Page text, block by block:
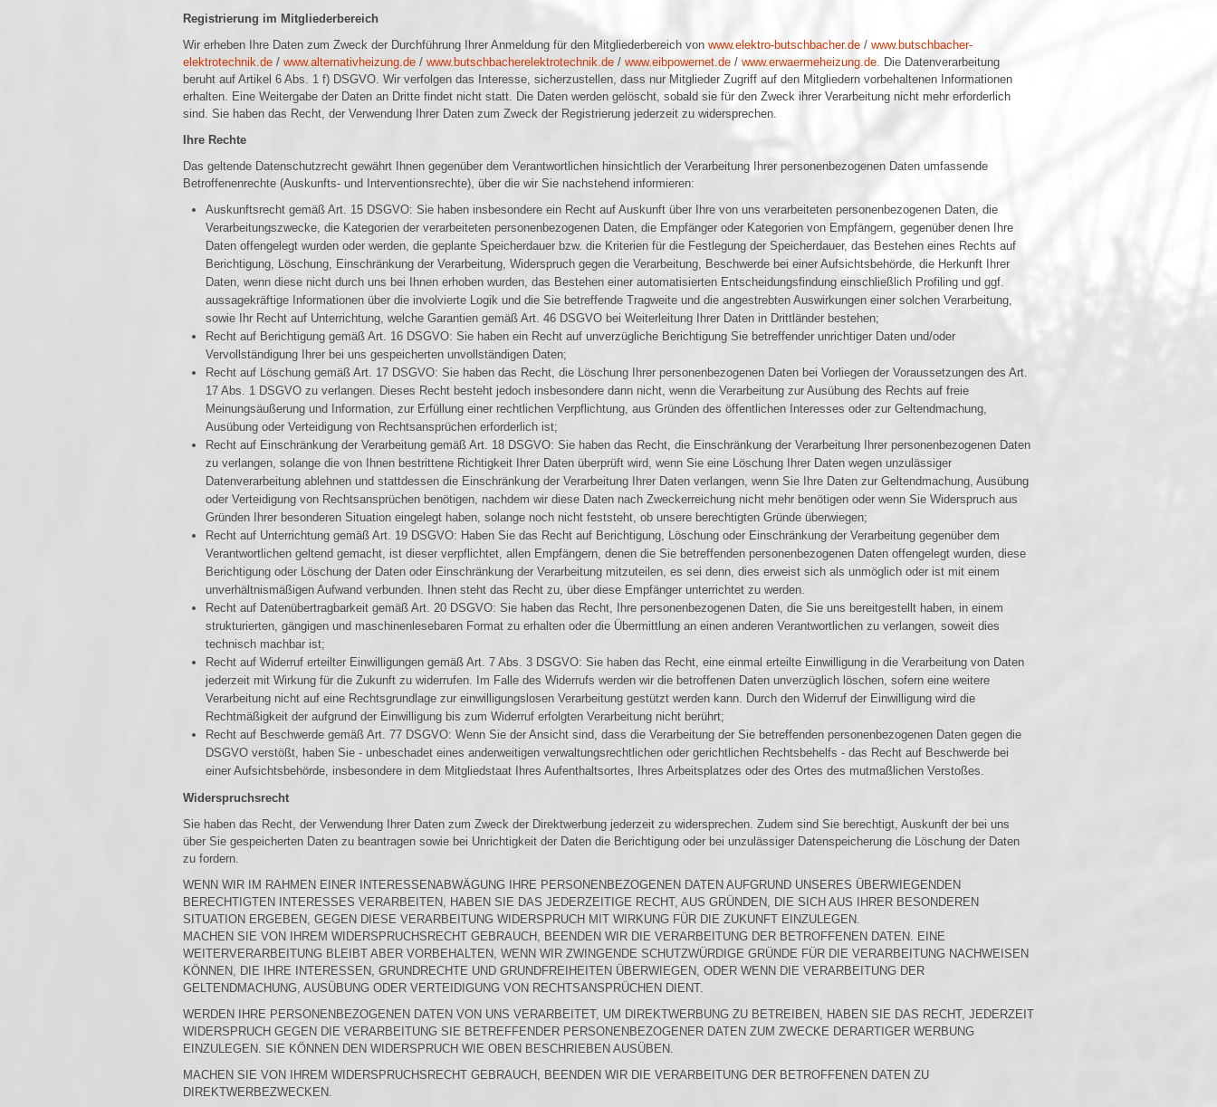
Registrierung im Mitgliederbereich
Wir erheben Ihre Daten zum Zweck der Durchführung Ihrer Anmeldung für den Mitgliederbereich von www.elektro-butschbacher.de / www.butschbacher-
elektrotechnik.de / www.alternativheizung.de / www.butschbacherelektrotechnik.de / www.eibpowernet.de / www.erwaermeheizung.de. Die Datenverarbeitung
beruht auf Artikel 6 Abs. 1 f) DSGVO. Wir verfolgen das Interesse, sicherzustellen, dass nur Mitglieder Zugriff auf den Mitgliedern vorbehaltenen Informationen
erhalten. Eine Weitergabe der Daten an Dritte findet nicht statt. Die Daten werden gelöscht, sobald sie für den Zweck ihrer Verarbeitung nicht mehr erforderlich
sind. Sie haben das Recht, der Verwendung Ihrer Daten zum Zweck der Registrierung jederzeit zu widersprechen.
Ihre Rechte
Das geltende Datenschutzrecht gewährt Ihnen gegenüber dem Verantwortlichen hinsichtlich der Verarbeitung Ihrer personenbezogenen Daten umfassende
Betroffenenrechte (Auskunfts- und Interventionsrechte), über die wir Sie nachstehend informieren:
Auskunftsrecht gemäß Art. 15 DSGVO: Sie haben insbesondere ein Recht auf Auskunft über Ihre von uns verarbeiteten personenbezogenen Daten, die
Verarbeitungszwecke, die Kategorien der verarbeiteten personenbezogenen Daten, die Empfänger oder Kategorien von Empfängern, gegenüber denen Ihre
Daten offengelegt wurden oder werden, die geplante Speicherdauer bzw. die Kriterien für die Festlegung der Speicherdauer, das Bestehen eines Rechts auf
Berichtigung, Löschung, Einschränkung der Verarbeitung, Widerspruch gegen die Verarbeitung, Beschwerde bei einer Aufsichtsbehörde, die Herkunft Ihrer
Daten, wenn diese nicht durch uns bei Ihnen erhoben wurden, das Bestehen einer automatisierten Entscheidungsfindung einschließlich Profiling und ggf.
aussagekräftige Informationen über die involvierte Logik und die Sie betreffende Tragweite und die angestrebten Auswirkungen einer solchen Verarbeitung,
sowie Ihr Recht auf Unterrichtung, welche Garantien gemäß Art. 46 DSGVO bei Weiterleitung Ihrer Daten in Drittländer bestehen;
Recht auf Berichtigung gemäß Art. 16 DSGVO: Sie haben ein Recht auf unverzügliche Berichtigung Sie betreffender unrichtiger Daten und/oder
Vervollständigung Ihrer bei uns gespeicherten unvollständigen Daten;
Recht auf Löschung gemäß Art. 17 DSGVO: Sie haben das Recht, die Löschung Ihrer personenbezogenen Daten bei Vorliegen der Voraussetzungen des Art.
17 Abs. 1 DSGVO zu verlangen. Dieses Recht besteht jedoch insbesondere dann nicht, wenn die Verarbeitung zur Ausübung des Rechts auf freie
Meinungsäußerung und Information, zur Erfüllung einer rechtlichen Verpflichtung, aus Gründen des öffentlichen Interesses oder zur Geltendmachung,
Ausübung oder Verteidigung von Rechtsansprüchen erforderlich ist;
Recht auf Einschränkung der Verarbeitung gemäß Art. 18 DSGVO: Sie haben das Recht, die Einschränkung der Verarbeitung Ihrer personenbezogenen Daten
zu verlangen, solange die von Ihnen bestrittene Richtigkeit Ihrer Daten überprüft wird, wenn Sie eine Löschung Ihrer Daten wegen unzulässiger
Datenverarbeitung ablehnen und stattdessen die Einschränkung der Verarbeitung Ihrer Daten verlangen, wenn Sie Ihre Daten zur Geltendmachung, Ausübung
oder Verteidigung von Rechtsansprüchen benötigen, nachdem wir diese Daten nach Zweckerreichung nicht mehr benötigen oder wenn Sie Widerspruch aus
Gründen Ihrer besonderen Situation eingelegt haben, solange noch nicht feststeht, ob unsere berechtigten Gründe überwiegen;
Recht auf Unterrichtung gemäß Art. 19 DSGVO: Haben Sie das Recht auf Berichtigung, Löschung oder Einschränkung der Verarbeitung gegenüber dem
Verantwortlichen geltend gemacht, ist dieser verpflichtet, allen Empfängern, denen die Sie betreffenden personenbezogenen Daten offengelegt wurden, diese
Berichtigung oder Löschung der Daten oder Einschränkung der Verarbeitung mitzuteilen, es sei denn, dies erweist sich als unmöglich oder ist mit einem
unverhältnismäßigen Aufwand verbunden. Ihnen steht das Recht zu, über diese Empfänger unterrichtet zu werden.
Recht auf Datenübertragbarkeit gemäß Art. 20 DSGVO: Sie haben das Recht, Ihre personenbezogenen Daten, die Sie uns bereitgestellt haben, in einem
strukturierten, gängigen und maschinenlesebaren Format zu erhalten oder die Übermittlung an einen anderen Verantwortlichen zu verlangen, soweit dies
technisch machbar ist;
Recht auf Widerruf erteilter Einwilligungen gemäß Art. 7 Abs. 3 DSGVO: Sie haben das Recht, eine einmal erteilte Einwilligung in die Verarbeitung von Daten
jederzeit mit Wirkung für die Zukunft zu widerrufen. Im Falle des Widerrufs werden wir die betroffenen Daten unverzüglich löschen, sofern eine weitere
Verarbeitung nicht auf eine Rechtsgrundlage zur einwilligungslosen Verarbeitung gestützt werden kann. Durch den Widerruf der Einwilligung wird die
Rechtmäßigkeit der aufgrund der Einwilligung bis zum Widerruf erfolgten Verarbeitung nicht berührt;
Recht auf Beschwerde gemäß Art. 77 DSGVO: Wenn Sie der Ansicht sind, dass die Verarbeitung der Sie betreffenden personenbezogenen Daten gegen die
DSGVO verstößt, haben Sie - unbeschadet eines anderweitigen verwaltungsrechtlichen oder gerichtlichen Rechtsbehelfs - das Recht auf Beschwerde bei
einer Aufsichtsbehörde, insbesondere in dem Mitgliedstaat Ihres Aufenthaltsortes, Ihres Arbeitsplatzes oder des Ortes des mutmaßlichen Verstoßes.
Widerspruchsrecht
Sie haben das Recht, der Verwendung Ihrer Daten zum Zweck der Direktwerbung jederzeit zu widersprechen. Zudem sind Sie berechtigt, Auskunft der bei uns
über Sie gespeicherten Daten zu beantragen sowie bei Unrichtigkeit der Daten die Berichtigung oder bei unzulässiger Datenspeicherung die Löschung der Daten
zu fordern.
WENN WIR IM RAHMEN EINER INTERESSENABWÄGUNG IHRE PERSONENBEZOGENEN DATEN AUFGRUND UNSERES ÜBERWIEGENDEN
BERECHTIGTEN INTERESSES VERARBEITEN, HABEN SIE DAS JEDERZEITIGE RECHT, AUS GRÜNDEN, DIE SICH AUS IHRER BESONDEREN
SITUATION ERGEBEN, GEGEN DIESE VERARBEITUNG WIDERSPRUCH MIT WIRKUNG FÜR DIE ZUKUNFT EINZULEGEN.
MACHEN SIE VON IHREM WIDERSPRUCHSRECHT GEBRAUCH, BEENDEN WIR DIE VERARBEITUNG DER BETROFFENEN DATEN. EINE
WEITERVERARBEITUNG BLEIBT ABER VORBEHALTEN, WENN WIR ZWINGENDE SCHUTZWÜRDIGE GRÜNDE FÜR DIE VERARBEITUNG NACHWEISEN
KÖNNEN, DIE IHRE INTERESSEN, GRUNDRECHTE UND GRUNDFREIHEITEN ÜBERWIEGEN, ODER WENN DIE VERARBEITUNG DER
GELTENDMACHUNG, AUSÜBUNG ODER VERTEIDIGUNG VON RECHTSANSPRÜCHEN DIENT.
WERDEN IHRE PERSONENBEZOGENEN DATEN VON UNS VERARBEITET, UM DIREKTWERBUNG ZU BETREIBEN, HABEN SIE DAS RECHT, JEDERZEIT
WIDERSPRUCH GEGEN DIE VERARBEITUNG SIE BETREFFENDER PERSONENBEZOGENER DATEN ZUM ZWECKE DERARTIGER WERBUNG
EINZULEGEN. SIE KÖNNEN DEN WIDERSPRUCH WIE OBEN BESCHRIEBEN AUSÜBEN.
MACHEN SIE VON IHREM WIDERSPRUCHSRECHT GEBRAUCH, BEENDEN WIR DIE VERARBEITUNG DER BETROFFENEN DATEN ZU
DIREKTWERBEZWECKEN.